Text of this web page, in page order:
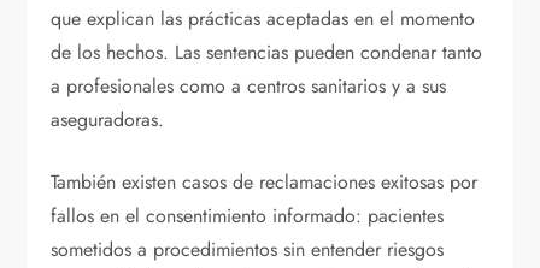
que explican las prácticas aceptadas en el momento
de los hechos. Las sentencias pueden condenar tanto
a profesionales como a centros sanitarios y a sus
aseguradoras.
También existen casos de reclamaciones exitosas por
fallos en el consentimiento informado: pacientes
sometidos a procedimientos sin entender riesgos